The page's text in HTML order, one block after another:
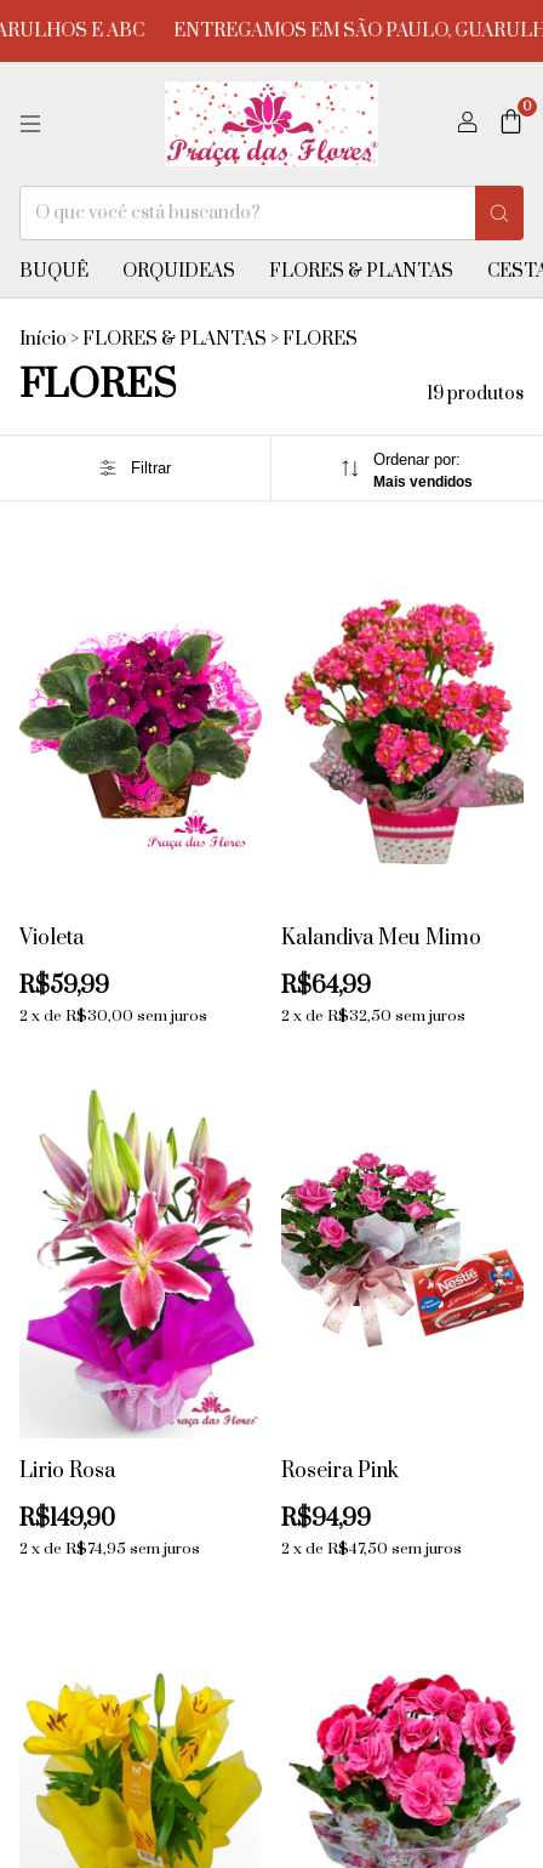
E ABC ENTREGAMOS EM SÃO PAULO, GUARULHOS
0
BUQUÊ ORQUIDEAS FLORES & PLANTAS
Início > FLORES & PLANTAS > FLORES
FLORES 19 produtos
Filtrar Ordenar por:
Mais vendidos
Violeta
R$59,99
2 xde R$30,00 sem juros
Kalandiva Meu Mimo
R$64,99
2 xde R$32,50 sem juros
Lirio Rosa
R$149,90
2 xde R$74,95sem juros
Roseira Pink
R$94,99
2 xde R$47,50 sem juros